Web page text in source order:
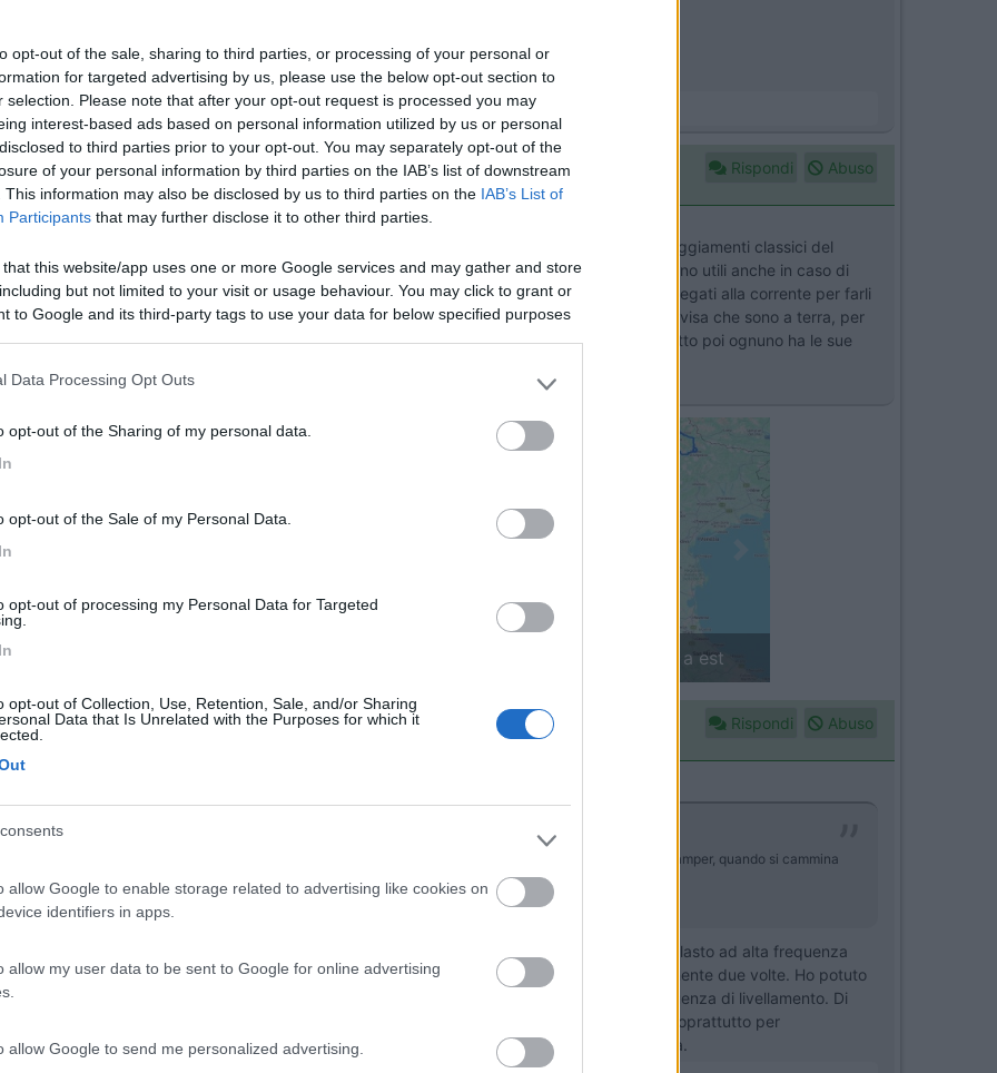
opt-out of the sale, sharing to third parties, or processing of your personal or
for targeted advertising by us, please use the below opt-out section to
selection. Please note that after your opt-out request is processed you may
interest-based ads based on personal information utilized by us or personal
to third parties prior to your opt-out. You may separately opt-out of the
of your personal information by third parties on the IAB’s list of downstream
This information may also be disclosed by us to third parties on the IAB’s List of
Participants that may further disclose it to other third parties.
that this website/app uses one or more Google services and may gather and store
but not limited to your visit or usage behaviour. You may click to grant or
to Google and its third-party tags to use your data for below specified purposes
Data Processing Opt Outs
opt-out of the Sharing of my personal data.
opt-out of the Sale of my Personal Data.
opt-out of processing my Personal Data for Targeted
opt-out of Collection, Use, Retention, Sale, and/or Sharing
Data that Is Unrelated with the Purposes for which it
allow Google to enable storage related to advertising like cookies on
identifiers in apps.
allow my user data to be sent to Google for online advertising
allow Google to send me personalized advertising.
e fare una piccola manutenzione in proprio.
Rispondi Abuso
Autolift della Tesa.,li uso ogni volta che mi fermo anche se sono in piano per evitare gli ondeggiamenti classici del
Gli uso anche nel rimessaggio quando rimane fermo per diverso tempo, presumo saranno utili anche in caso di
vengono fornite quattro basi da posizione sotto i singoli piedini. Non serve essere collegati alla corrente per farli
ma noi siamo in due e non è un problema... unica accortezza, prima di partire non ti avvisa che sono a terra, per
piedini abbassati, se parti fai un macello"... Per l'uso che ne faccio sono soddisfatto poi ognuno ha le sue
Finlandia in camper: il piccolo sentiero
Rispondi Abuso
Tesa.,li uso ogni volta che mi fermo anche se sono in piano per evitare gli ondeggiamenti classici del camper, quando si cammina
con i piedini giù, la centralina eccome se ti avvisa se non sono risaliti, emette un suono pulasto ad alta frequenza
funzionato benissimo, ormai è da oltre 10 anni che li ho montati e già revisionati personalmente due volte. Ho potuto
partecipato attivamente sia alla posa in opera sia a modificare alcuni parametri nella sequenza di livellamento. Di
di terreni molto sconnessi. Ne son pienamente soddisfatto e li consiglio ad occhi chiusi soprattutto per
della garanzia. Fondamentale per una gadget di così grande comodità e sicurezza.